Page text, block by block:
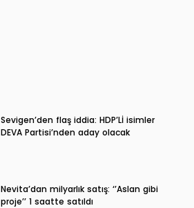
Sevigen’den flaş iddia: HDP’Lİ isimler
DEVA Partisi’nden aday olacak
Nevita’dan milyarlık satış: ‘’Aslan gibi
proje’’ 1 saatte satıldı